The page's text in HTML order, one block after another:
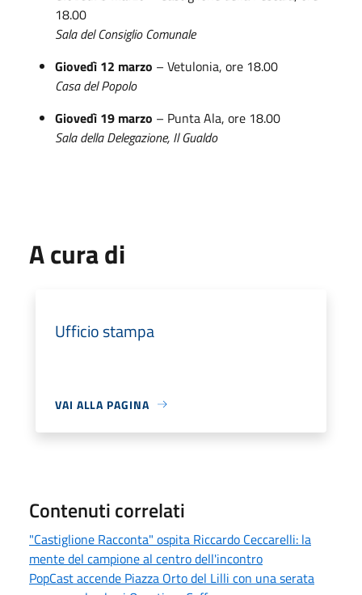
18.00
Sala del Consiglio Comunale
Giovedì 12 marzo – Vetulonia, ore 18.00
Casa del Popolo
Giovedì 19 marzo – Punta Ala, ore 18.00
Sala della Delegazione, Il Gualdo
A cura di
Ufficio stampa
VAI ALLA PAGINA
Contenuti correlati
"Castiglione Racconta" ospita Riccardo Ceccarelli: la
mente del campione al centro dell'incontro
PopCast accende Piazza Orto del Lilli con una serata